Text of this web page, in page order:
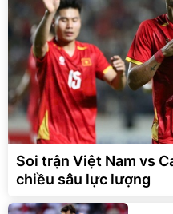
Soi trận Việt Nam vs
chiều sâu lực lượng